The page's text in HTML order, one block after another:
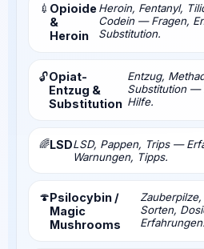
💉 Opioide
&
Heroin
Heroin, Fentanyl,
Codein — Fragen,
Substitution.
🔓Opiat-
Entzug &
Substitution
Entzug,
Substitution —
Hilfe.
🌈LSDLSD, Pappen, Trips —
Warnungen, Tipps.
🍄Psilocybin /
Magic
Mushrooms
Sorten,
Erfahrungen.